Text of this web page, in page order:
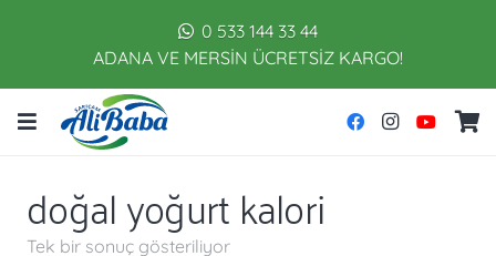
0 533 144 33 44
ADANA VE MERSİN ÜCRETSİZ KARGO!
doğal yoğurt kalori
Tek bir sonuç gösteriliyor